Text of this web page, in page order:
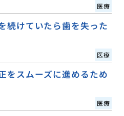
医療
続けていたら歯を失った
医療
をスムーズに進めるため
医療